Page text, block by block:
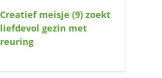
Creatief meisje (9) zoekt
liefdevol gezin met
reuring